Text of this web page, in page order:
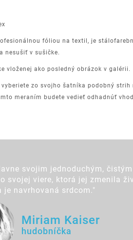
fóliou na textil, je
nesušiť v sušičke.
vloženej ako posledný obrázok v galérii.
zo svojho šatníka podobný
meraním budete vedieť odhadnúť
svojim jednoduchým,
svojej viere, ktorá jej zmenila
je navrhovaná srdcom."
Miriam Kaiser
hudobníčka